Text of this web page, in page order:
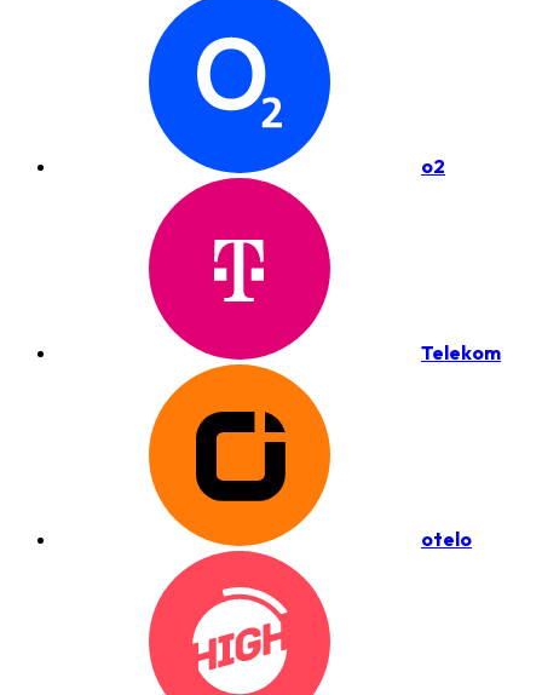
o2
Telekom
otelo